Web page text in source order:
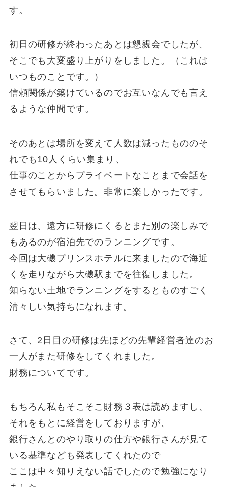
す。
初日の研修が終わったあとは懇親会でしたが、
そこでも大変盛り上がりをしました。（これは
いつものことです。）
信頼関係が築けているのでお互いなんでも言え
るような仲間です。
そのあとは場所を変えて人数は減ったもののそ
れでも10人くらい集まり、
仕事のことからプライベートなことまで会話を
させてもらいました。非常に楽しかったです。
翌日は、遠方に研修にくるとまた別の楽しみで
もあるのが宿泊先でのランニングです。
今回は大磯プリンスホテルに来ましたので海近
くを走りながら大磯駅までを往復しました。
知らない土地でランニングをするとものすごく
清々しい気持ちになれます。
さて、2日目の研修は先ほどの先輩経営者達のお
一人がまた研修をしてくれました。
財務についてです。
もちろん私もそこそこ財務３表は読めますし、
それをもとに経営をしておりますが、
銀行さんとのやり取りの仕方や銀行さんが見て
いる基準なども発表してくれたので
ここは中々知りえない話でしたので勉強になり